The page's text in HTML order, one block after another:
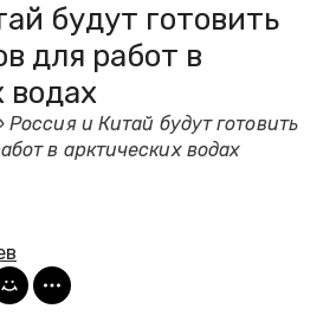
будут готовить
для работ в
водах
Россия и Китай будут готовить
в арктических водах